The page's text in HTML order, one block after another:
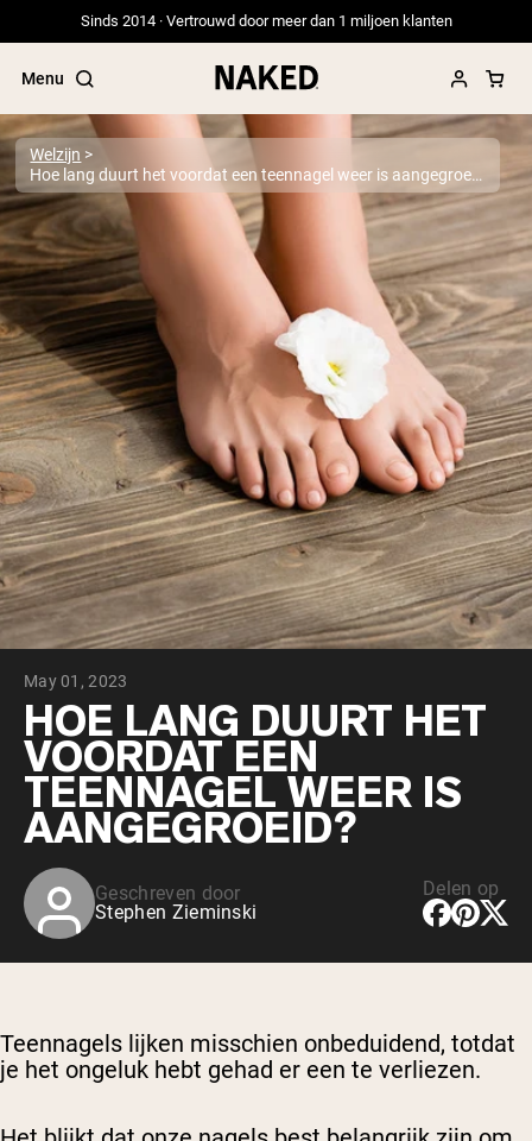
Sinds 2014 · Vertrouwd door meer dan 1 miljoen klanten
Menu
Populaire Zoektermen
”Protein Powder“
”Overnight Oats“
”Vegan protein“
”Collagen“
”Micellar Casein“
PROTEIN POWDERSBest Seller
Erwteneiwit
Grasgevoerd Wei Eiwit Poeder
Collageenpeptiden
Chocolade Grasgevoerde Wei
Vanille grasgevoerde wei
Weidegevoerde wei
Shop All Protein Powders
VEGAN PROTEIN
Erwteneiwit
Shop All Vegan Protein
Welzijn
Hoe lang duurt het voordat een teennagel weer is aangegroeid?
May 01, 2023
HOE LANG DUURT HET
VOORDAT EEN
TEENNAGEL WEER IS
AANGEGROEID?
Geschreven door
Stephen Zieminski
Delen op
Teennagels lijken misschien onbeduidend, totdat
je het ongeluk hebt gehad er een te verliezen.